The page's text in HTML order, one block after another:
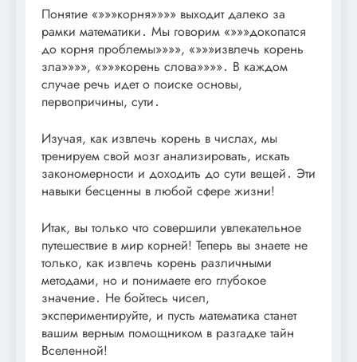
Понятие «»»»корня»»»» выходит далеко за
рамки математики․ Мы говорим «»»»докопатся
до корня проблемы»»»», «»»»извлечь корень
зла»»»», «»»»корень слова»»»»․ В каждом
случае речь идет о поиске основы,
первопричины, сути․
Изучая, как извлечь корень в числах, мы
тренируем свой мозг анализировать, искать
закономерности и доходить до сути вещей․ Эти
навыки бесценны в любой сфере жизни!
Итак, вы только что совершили увлекательное
путешествие в мир корней! Теперь вы знаете не
только, как извлечь корень различными
методами, но и понимаете его глубокое
значение․ Не бойтесь чисел,
экспериментируйте, и пусть математика станет
вашим верным помощником в разгадке тайн
Вселенной!